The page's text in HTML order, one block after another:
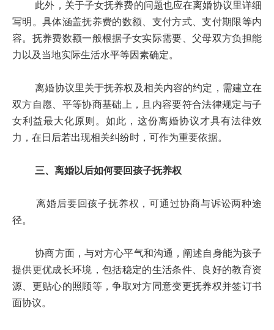
此外，关于子女抚养费的问题也应在离婚协议里详细
写明。具体涵盖抚养费的数额、支付方式、支付期限等内
容。抚养费数额一般根据子女实际需要、父母双方负担能
力以及当地实际生活水平等因素确定。
离婚协议里关于抚养权及相关内容的约定，需建立在
双方自愿、平等协商基础上，且内容要符合法律规定与子
女利益最大化原则。如此，这份离婚协议才具有法律效
力，在日后若出现相关纠纷时，可作为重要依据。
三、离婚以后如何要回孩子抚养权
离婚后要回孩子抚养权，可通过协商与诉讼两种途
径。
协商方面，与对方心平气和沟通，阐述自身能为孩子
提供更优成长环境，包括稳定的生活条件、良好的教育资
源、更贴心的照顾等，争取对方同意变更抚养权并签订书
面协议。